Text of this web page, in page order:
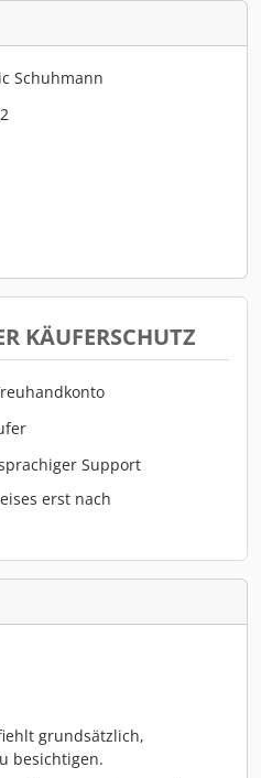
Schuhmann
KÄUFERSCHUTZ
Support
erst nach
grundsätzlich,
besichtigen.